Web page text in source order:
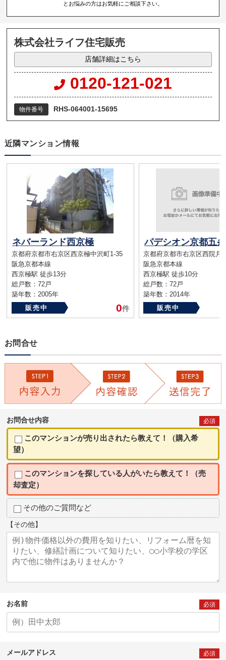
とお悩みの方はお気軽にご相談下さい。
株式会社ライフ住宅販売
店舗詳細はこちら
0120-121-021
物件番号 RHS-064001-15695
近隣マンション情報
ネバーランド西京極
京都府京都市右京区西京極中沢町1-35
阪急京都本線
西京極駅 徒歩13分
総戸数：72戸
築年数：2005年
販売中
0件
パデシオン京都五条
京都府京都市右京区西院月
阪急京都本線
西京極駅 徒歩10分
総戸数：72戸
築年数：2014年
販売中
お問合せ
お問合せ内容 必須
このマンションが売り出されたら教えて！（購入希
望）
このマンションを探している人がいたら教えて！（売
却査定）
その他のご質問など
【その他】
お名前 必須
メールアドレス 必須